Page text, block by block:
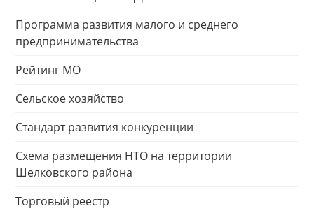
Программа развития малого и среднего
предпринимательства
Рейтинг МО
Сельское хозяйство
Стандарт развития конкуренции
Схема размещения НТО на территории
Шелковского района
Торговый реестр